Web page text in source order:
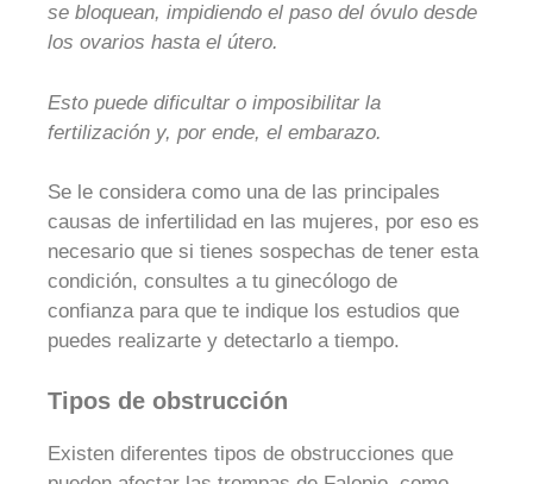
se bloquean, impidiendo el paso del óvulo desde
los ovarios hasta el útero.
Esto puede dificultar o imposibilitar la
fertilización y, por ende, el embarazo.
Se le considera como una de las principales
causas de infertilidad en las mujeres, por eso es
necesario que si tienes sospechas de tener esta
condición, consultes a tu ginecólogo de
confianza para que te indique los estudios que
puedes realizarte y detectarlo a tiempo.
Tipos de obstrucción
Existen diferentes tipos de obstrucciones que